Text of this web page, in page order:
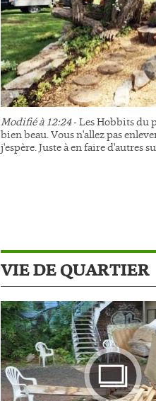
Modifié à 12:24- Les Hobbits du
bien beau. Vous n'allez pas
j'espère. Juste à en faire d'autres
VIE DE QUARTIER